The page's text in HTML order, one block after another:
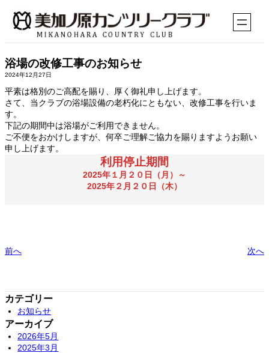
ス
ッ
プ
浴場の改修工事のお知らせ
2024年12月27日
平素は格別のご高配を賜り、厚く御礼申し上げます。
さて、当クラブの浴場設備の老朽化にともない、改修工事を行いま
す。
下記の期間中は浴場がご利用できません。
ご不便をおかけしますが、何卒ご理解ご協力を賜りますようお願い
申し上げます。
利用停止期間
2025年１月２０日（月）～
2025年２月２０日（木）
前へ 次へ
カテゴリー
お知らせ
アーカイブ
2026年5月
2025年3月